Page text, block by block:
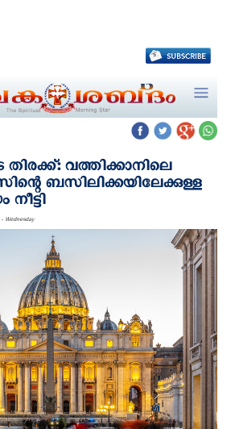
വത്തിക്കാനിലെ
ബസിലിക്കയിലേക്കുള്ള
Wednesday